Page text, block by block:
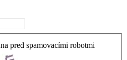
pred spamovacími robotmi